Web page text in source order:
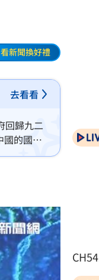
看新聞換好禮
去看看
回歸九二
國的國家
方式，不